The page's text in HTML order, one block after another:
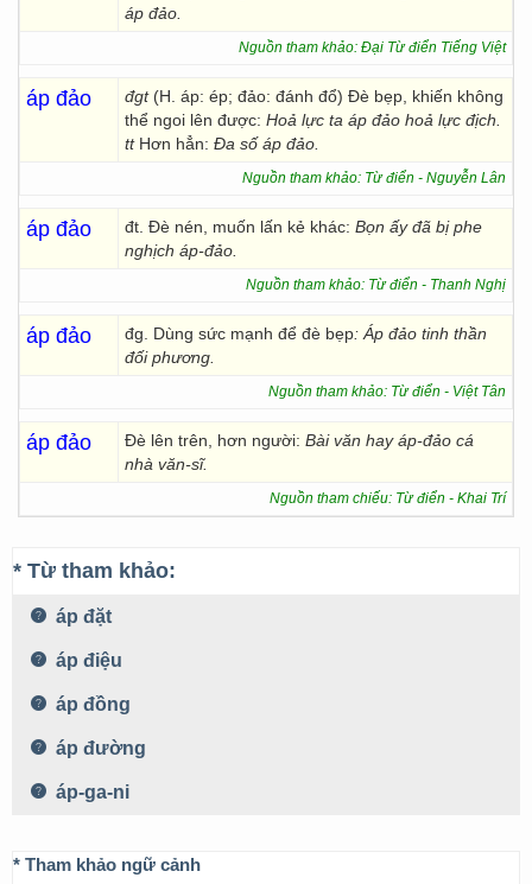
áp đảo.
Nguồn tham khảo: Đại Từ điển Tiếng Việt
áp đảo đgt (H. áp: ép; đảo: đánh đổ) Đè bẹp, khiến không
thể ngoi lên được: Hoả lực ta áp đảo hoả lực địch.
tt Hơn hẳn: Đa số áp đảo.
Nguồn tham khảo: Từ điển - Nguyễn Lân
áp đảo đt. Đè nén, muốn lấn kẻ khác: Bọn ấy đã bị phe
nghịch áp-đảo.
Nguồn tham khảo: Từ điển - Thanh Nghị
áp đảo đg. Dùng sức mạnh để đè bẹp: Áp đảo tinh thần
đối phương.
Nguồn tham khảo: Từ điển - Việt Tân
áp đảo Đè lên trên, hơn người: Bài văn hay áp-đảo cá
nhà văn-sĩ.
Nguồn tham chiếu: Từ điển - Khai Trí
* Từ tham khảo:
áp đặt
áp điệu
áp đồng
áp đường
áp-ga-ni
* Tham khảo ngữ cảnh